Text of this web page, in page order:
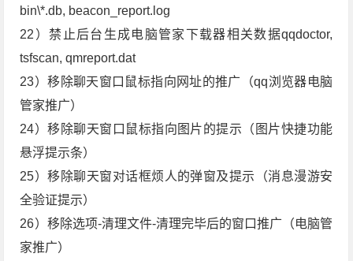
bin\*.db, beacon_report.log
22）禁止后台生成电脑管家下载器相关数据qqdoctor,
tsfscan, qmreport.dat
23）移除聊天窗口鼠标指向网址的推广（qq浏览器电脑
管家推广）
24）移除聊天窗口鼠标指向图片的提示（图片快捷功能
悬浮提示条）
25）移除聊天窗对话框烦人的弹窗及提示（消息漫游安
全验证提示）
26）移除选项-清理文件-清理完毕后的窗口推广（电脑管
家推广）